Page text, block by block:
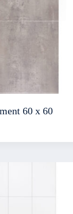
60 x 60